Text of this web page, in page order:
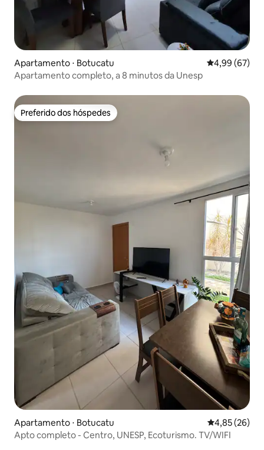
Apartamento ⋅ Botucatu 4,99 de uma
4,99 (67)
Apartamento completo, a 8 minutos da Unesp
Preferido dos hóspedes
Preferido dos hóspedes
Apartamento ⋅ Botucatu 4,85 de uma
4,85 (26)
Apto completo - Centro, UNESP, Ecoturismo. TV/WIFI